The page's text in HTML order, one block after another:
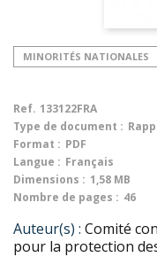
MINORITÉS NATIONALES
Ref. 133122FRA
Type de document :
Format : PDF
Langue : Français
Dimensions : 1,58 MB
Nombre de pages : 46
Auteur(s) : Comité
pour la protection